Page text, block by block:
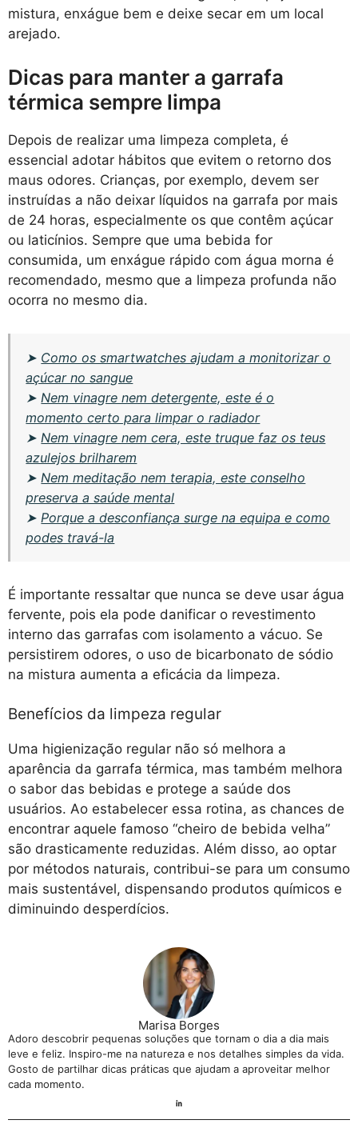
mistura, enxágue bem e deixe secar em um local
arejado.
Dicas para manter a garrafa
térmica sempre limpa
Depois de realizar uma limpeza completa, é
essencial adotar hábitos que evitem o retorno dos
maus odores. Crianças, por exemplo, devem ser
instruídas a não deixar líquidos na garrafa por mais
de 24 horas, especialmente os que contêm açúcar
ou laticínios. Sempre que uma bebida for
consumida, um enxágue rápido com água morna é
recomendado, mesmo que a limpeza profunda não
ocorra no mesmo dia.
➤ Como os smartwatches ajudam a monitorizar o
açúcar no sangue
➤ Nem vinagre nem detergente, este é o
momento certo para limpar o radiador
➤ Nem vinagre nem cera, este truque faz os teus
azulejos brilharem
➤ Nem meditação nem terapia, este conselho
preserva a saúde mental
➤ Porque a desconfiança surge na equipa e como
podes travá-la
É importante ressaltar que nunca se deve usar água
fervente, pois ela pode danificar o revestimento
interno das garrafas com isolamento a vácuo. Se
persistirem odores, o uso de bicarbonato de sódio
na mistura aumenta a eficácia da limpeza.
Benefícios da limpeza regular
Uma higienização regular não só melhora a
aparência da garrafa térmica, mas também melhora
o sabor das bebidas e protege a saúde dos
usuários. Ao estabelecer essa rotina, as chances de
encontrar aquele famoso “cheiro de bebida velha”
são drasticamente reduzidas. Além disso, ao optar
por métodos naturais, contribui-se para um consumo
mais sustentável, dispensando produtos químicos e
diminuindo desperdícios.
Marisa Borges
Adoro descobrir pequenas soluções que tornam o dia a dia mais
leve e feliz. Inspiro-me na natureza e nos detalhes simples da vida.
Gosto de partilhar dicas práticas que ajudam a aproveitar melhor
cada momento.